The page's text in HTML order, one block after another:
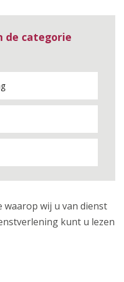
de categorie
wij u van dienst
kunt u lezen